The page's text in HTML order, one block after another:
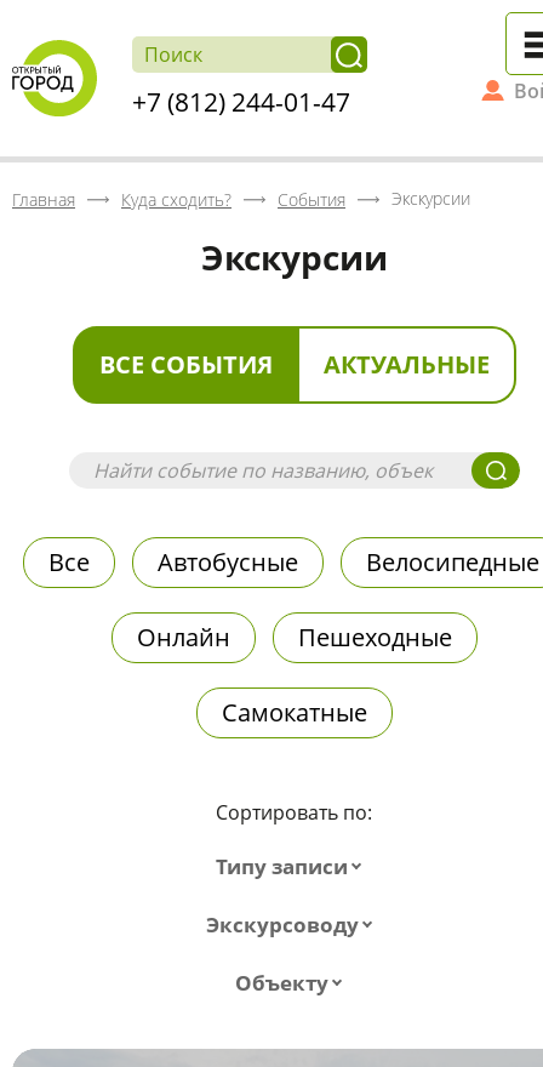
+7 (812) 244-01-47
Главная Куда сходить? События Экскурсии
Экскурсии
ВСЕ СОБЫТИЯ АКТУАЛЬНЫЕ
Все Автобусные Велосипедные
Онлайн Пешеходные
Самокатные
Сортировать по:
Типу записи
Экскурсоводу
Объекту